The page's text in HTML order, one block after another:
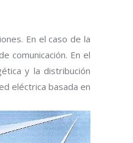
En el caso de la
comunicación. En el
y la distribución
eléctrica basada en